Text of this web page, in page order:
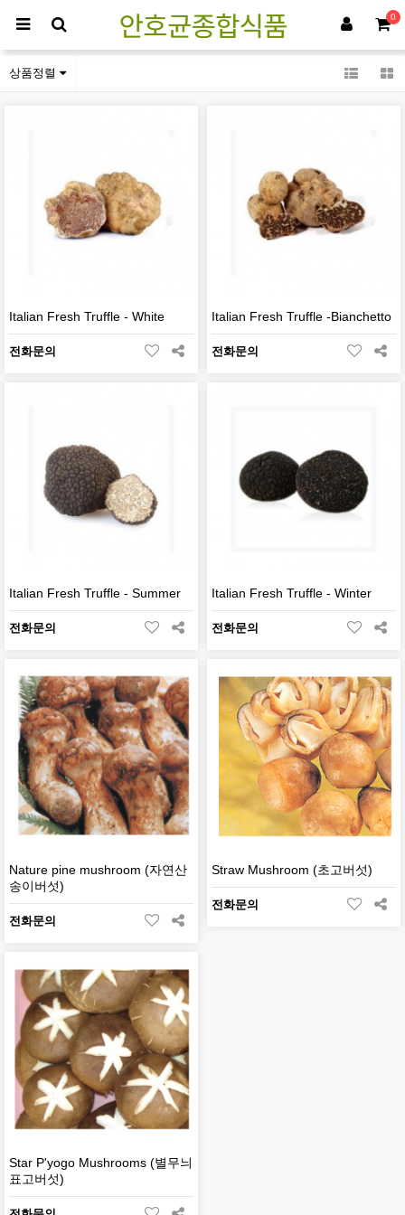
0
버섯류
상품정렬
Italian Fresh Truffle - White
전화문의
Italian Fresh Truffle -Bianchetto
전화문의
Italian Fresh Truffle - Summer
전화문의
Italian Fresh Truffle - Winter
전화문의
Nature pine mushroom (자연산
송이버섯)
전화문의
Straw Mushroom (초고버섯)
전화문의
Star P'yogo Mushrooms (별무늬
표고버섯)